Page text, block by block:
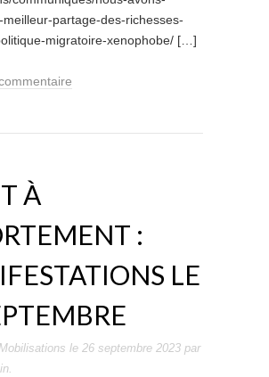
meilleur-partage-des-richesses-
migratoire-xenophobe/ […]
À
:
LE
le 26 septembre 2023 par
.